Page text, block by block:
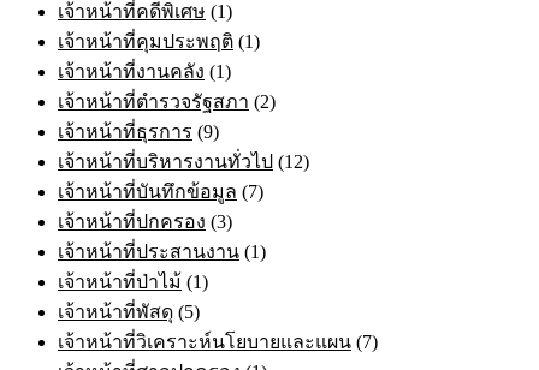
เจ้าหน้าที่คดีพิเศษ (1)
เจ้าหน้าที่คุมประพฤติ (1)
เจ้าหน้าที่งานคลัง (1)
เจ้าหน้าที่ตำรวจรัฐสภา (2)
เจ้าหน้าที่ธุรการ (9)
เจ้าหน้าที่บริหารงานทั่วไป (12)
เจ้าหน้าที่บันทึกข้อมูล (7)
เจ้าหน้าที่ปกครอง (3)
เจ้าหน้าที่ประสานงาน (1)
เจ้าหน้าที่ป่าไม้ (1)
เจ้าหน้าที่พัสดุ (5)
เจ้าหน้าที่วิเคราะห์นโยบายและแผน (7)